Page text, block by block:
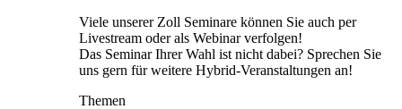
Viele unserer Zoll Seminare können Sie auch per
Livestream oder als Webinar verfolgen!
Das Seminar Ihrer Wahl ist nicht dabei? Sprechen Sie
uns gern für weitere Hybrid-Veranstaltungen an!
Themen